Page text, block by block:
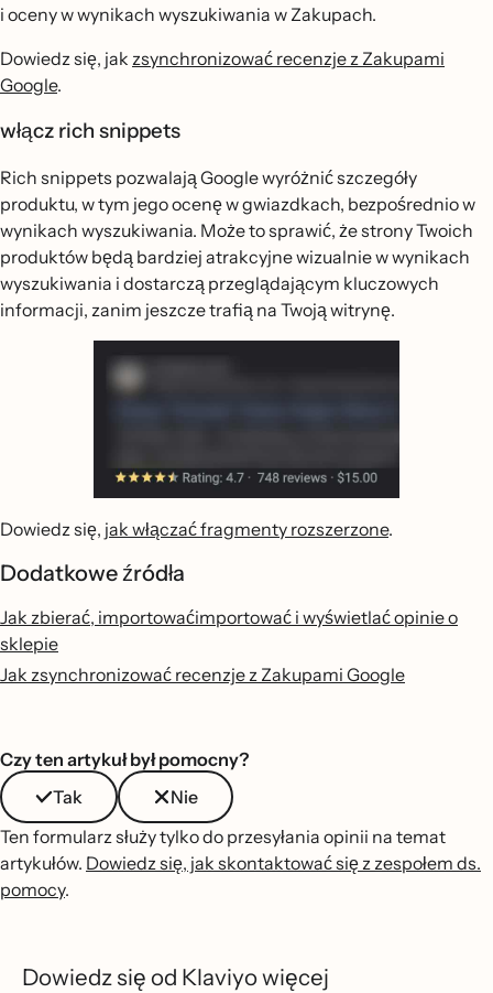
i oceny w wynikach wyszukiwania w Zakupach.
Dowiedz się, jak zsynchronizować recenzje z Zakupami
Google.
włącz rich snippets
Rich snippets pozwalają Google wyróżnić szczegóły
produktu, w tym jego ocenę w gwiazdkach, bezpośrednio w
wynikach wyszukiwania. Może to sprawić, że strony Twoich
produktów będą bardziej atrakcyjne wizualnie w wynikach
wyszukiwania i dostarczą przeglądającym kluczowych
informacji, zanim jeszcze trafią na Twoją witrynę.
Dowiedz się, jak włączać fragmenty rozszerzone.
Dodatkowe źródła
Jak zbierać, importowaćimportować i wyświetlać opinie o
sklepie
Jak zsynchronizować recenzje z Zakupami Google
Czy ten artykuł był pomocny?
Tak
Nie
Ten formularz służy tylko do przesyłania opinii na temat
artykułów. Dowiedz się, jak skontaktować się z zespołem ds.
pomocy.
Dowiedz się od Klaviyo więcej